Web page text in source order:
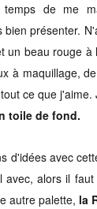
de me
présenter.
un beau rouge
à maquillage,
ce que
toile de fond.
d'idées avec
avec, alors il
autre palette, la